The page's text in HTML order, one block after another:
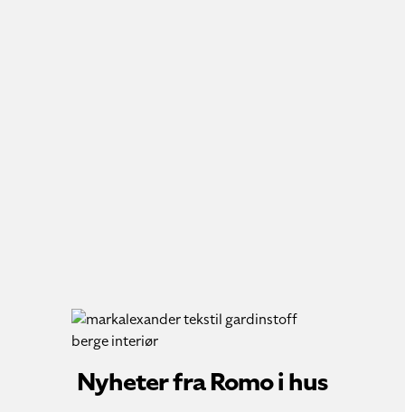
Nyheter fra Romo i hus